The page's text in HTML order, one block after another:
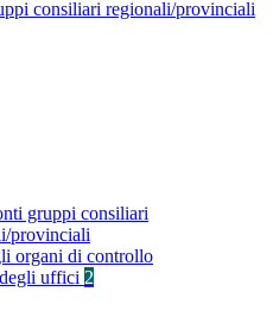
consiliari regionali/provinciali
gruppi consiliari
provinciali
organi di controllo
uffici 2